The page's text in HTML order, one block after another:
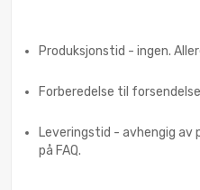
Produksjonstid - ingen.
Forberedelse til
Leveringstid - avhengig av
på FAQ.